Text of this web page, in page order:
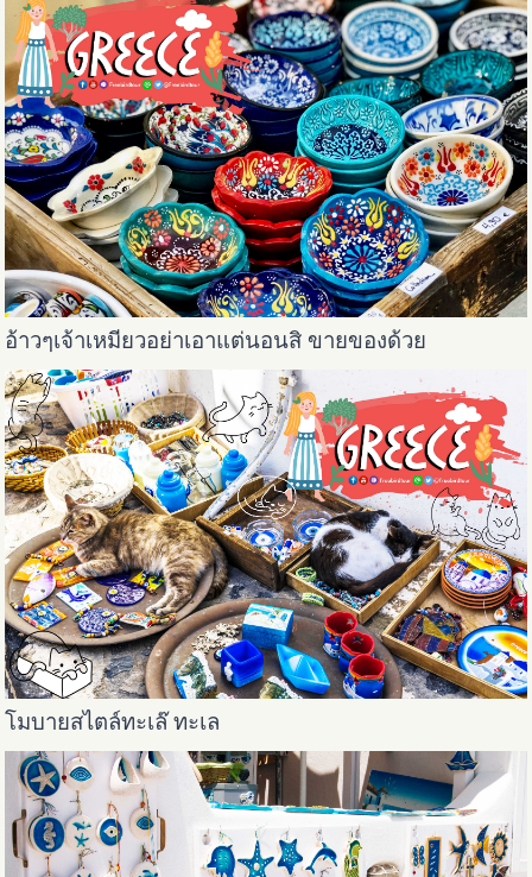
อ้าวๆเจ้าเหมียวอย่าเอาแต่นอนสิ ขายของด้วย
โมบายสไตล์ทะเล๊ ทะเล